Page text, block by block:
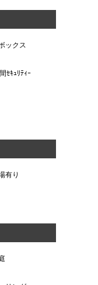
ックス
ｾｷｭﾘﾃｨｰ
有り